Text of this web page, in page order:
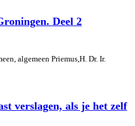
Deel 2
algemeen Priemus,H. Dr. Ir.
verslagen, als je het zelf